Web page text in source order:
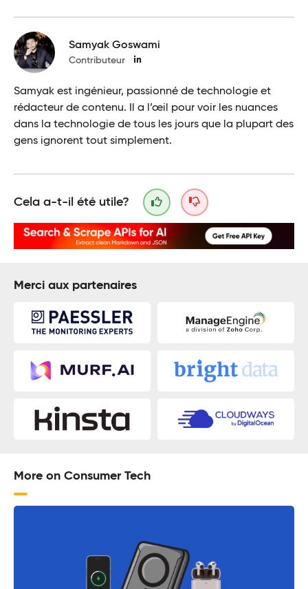
Samyak Goswami
Contributeur
Samyak est ingénieur, passionné de technologie et
rédacteur de contenu. Il a l’œil pour voir les nuances
dans la technologie de tous les jours que la plupart des
gens ignorent tout simplement.
Cela a-t-il été utile?
Merci aux partenaires
More on Consumer Tech